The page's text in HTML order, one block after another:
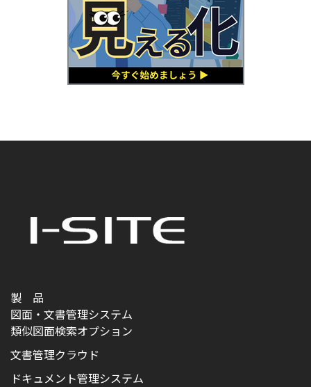
製 品
図面・文書管理システム
類似図面検索オプション
文書管理クラウド
ドキュメント管理システム